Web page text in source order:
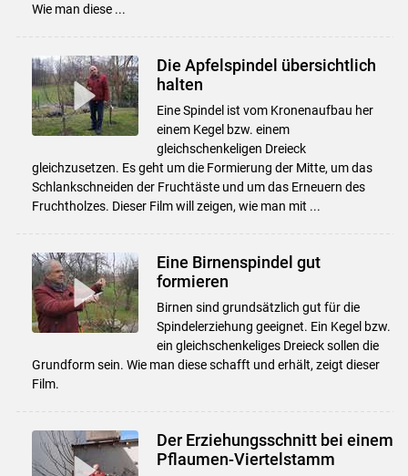
Wie man diese ...
Die Apfelspindel übersichtlich
halten
Eine Spindel ist vom Kronenaufbau her
einem Kegel bzw. einem
gleichschenkeligen Dreieck
gleichzusetzen. Es geht um die Formierung der Mitte, um das
Schlankschneiden der Fruchtäste und um das Erneuern des
Fruchtholzes. Dieser Film will zeigen, wie man mit ...
Eine Birnenspindel gut
formieren
Birnen sind grundsätzlich gut für die
Spindelerziehung geeignet. Ein Kegel bzw.
ein gleichschenkeliges Dreieck sollen die
Grundform sein. Wie man diese schafft und erhält, zeigt dieser
Film.
Der Erziehungsschnitt bei einem
Pflaumen-Viertelstamm